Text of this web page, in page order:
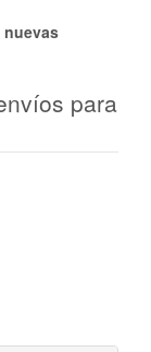
para